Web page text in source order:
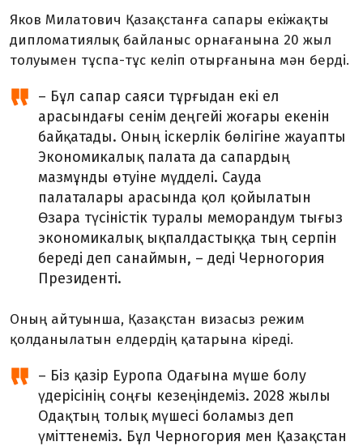
Яков Милатович Қазақстанға сапары екіжақты
дипломатиялық байланыс орнағанына 20 жыл
толуымен тұспа-тұс келіп отырғанына мән берді.
– Бұл сапар саяси тұрғыдан екі ел
арасындағы сенім деңгейі жоғары екенін
байқатады. Оның іскерлік бөлігіне жауапты
Экономикалық палата да сапардың
мазмұнды өтуіне мүдделі. Сауда
палаталары арасында қол қойылатын
Өзара түсіністік туралы меморандум тығыз
экономикалық ықпалдастыққа тың серпін
береді деп санаймын, – деді Черногория
Президенті.
Оның айтуынша, Қазақстан визасыз режим
қолданылатын елдердің қатарына кіреді.
– Біз қазір Еуропа Одағына мүше болу
үдерісінің соңғы кезеңіндеміз. 2028 жылы
Одақтың толық мүшесі боламыз деп
үміттенеміз. Бұл Черногория мен Қазақстан